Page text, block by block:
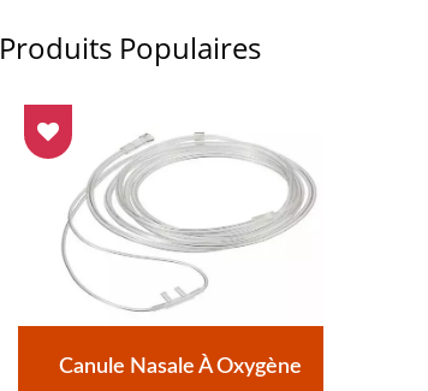
Produits Populaires
Canule Nasale À Oxygène